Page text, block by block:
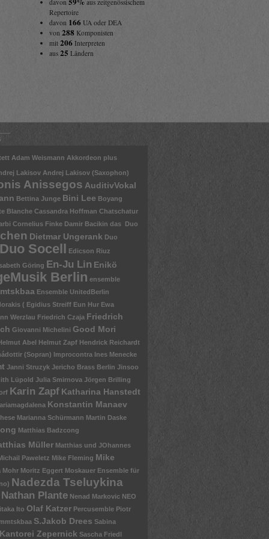
davon
aus zeitgenössischem
Repertoire
davon 166UA oder DEA
von 288 Komponisten
mit 206Interpreten
aus 25 Ländern
Adam Weismann Akkordeon plus
Lakisov Andrej Lakisov (Saxophon)
Anissegos AuditivVokal
Bettina Junge Bini Lee Boyang
Blanche Cassandra Hoffman Chatschatur
Cornelius Finke Damir Bacikin das Duo
Dietmar Ungerank Duo
Duo Socell Edicson Riuz
Göring En-Ju Lin Enikö
Berlin ensemble
Ensemble UnitedBerlin
( Egidius Streiff Eun Hur Ewa
Werzlau Friedrich Czaja Friedrich
Giovanni Michelini Good Mori
Abel Helmut Zapf Hendrick Reichardt
(Sopran) Improcontra Ines Menecke
Janni Struzyk Jericho Brass Berlin Jinsoo
Lüpold Julia Smirnova Jörgen Brilling
Karin Zapf Katharina Hanstedt
Konstantin Manaev
Marianna Schürmann Martin Daske
Matthias Badzcong
Müller Matthias und JOhannes
Paweletz Mike Fleming Mike
Mohr Moritz Eggert Moskauer Ensemble für
Nadezda Tseluykina
Nathan Plante Nenad Markovic NEO
Ito Olaf Katzer Percusemble Piotr
S.Jakob Drees Sabina
Zepernick Sascha Friedl